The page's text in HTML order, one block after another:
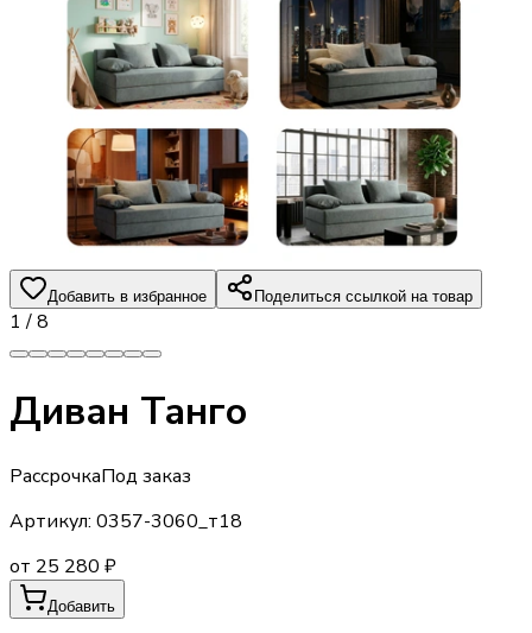
Добавить в избранное Поделиться ссылкой на товар
1 /8
Диван Танго
РассрочкаПод заказ
Артикул: 0357-3060_т18
от 25 280 ₽
Добавить